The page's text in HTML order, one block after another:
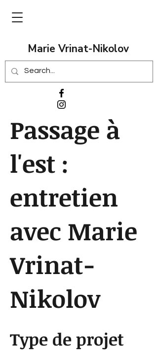
Marie Vrinat-Nikolov
Passage à
l'est :
entretien
avec Marie
Vrinat-
Nikolov
Type de projet